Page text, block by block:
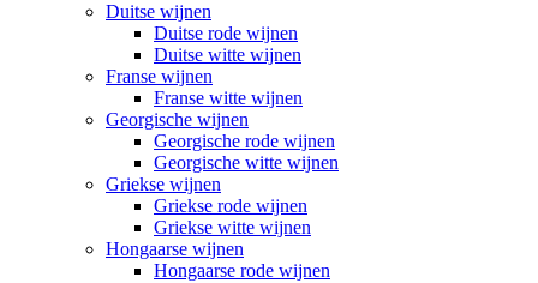
Duitse wijnen
Duitse rode wijnen
Duitse witte wijnen
Franse wijnen
Franse witte wijnen
Georgische wijnen
Georgische rode wijnen
Georgische witte wijnen
Griekse wijnen
Griekse rode wijnen
Griekse witte wijnen
Hongaarse wijnen
Hongaarse rode wijnen